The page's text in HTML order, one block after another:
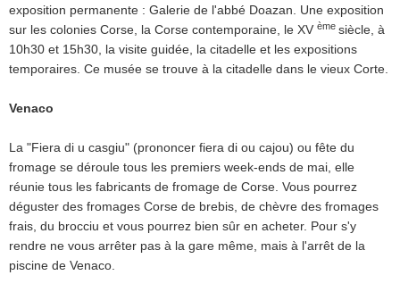
exposition permanente : Galerie de l'abbé Doazan. Une exposition
sur les colonies Corse, la Corse contemporaine, le XV ème siècle, à
10h30 et 15h30, la visite guidée, la citadelle et les expositions
temporaires. Ce musée se trouve à la citadelle dans le vieux Corte.
Venaco
La "Fiera di u casgiu" (prononcer fiera di ou cajou) ou fête du
fromage se déroule tous les premiers week-ends de mai, elle
réunie tous les fabricants de fromage de Corse. Vous pourrez
déguster des fromages Corse de brebis, de chèvre des fromages
frais, du brocciu et vous pourrez bien sûr en acheter. Pour s'y
rendre ne vous arrêter pas à la gare même, mais à l'arrêt de la
piscine de Venaco.